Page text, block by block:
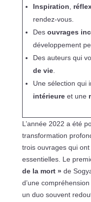
Inspiration
rendez-vous.
Des ouvrages
développement
Des auteurs qui
de vie.
Une sélection qui
intérieureet une
L’année 2022 a été
transformation
trois ouvrages qui
essentielles. Le
de la mort »de
d’une
un duo souvent